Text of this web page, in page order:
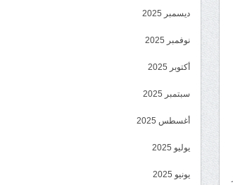
ديسمبر 2025
نوفمبر 2025
أكتوبر 2025
سبتمبر 2025
أغسطس 2025
يوليو 2025
يونيو 2025